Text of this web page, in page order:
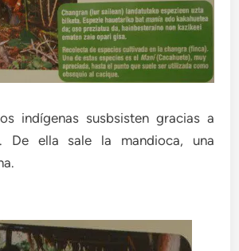
indígenas susbsisten gracias a
De ella sale la mandioca, una